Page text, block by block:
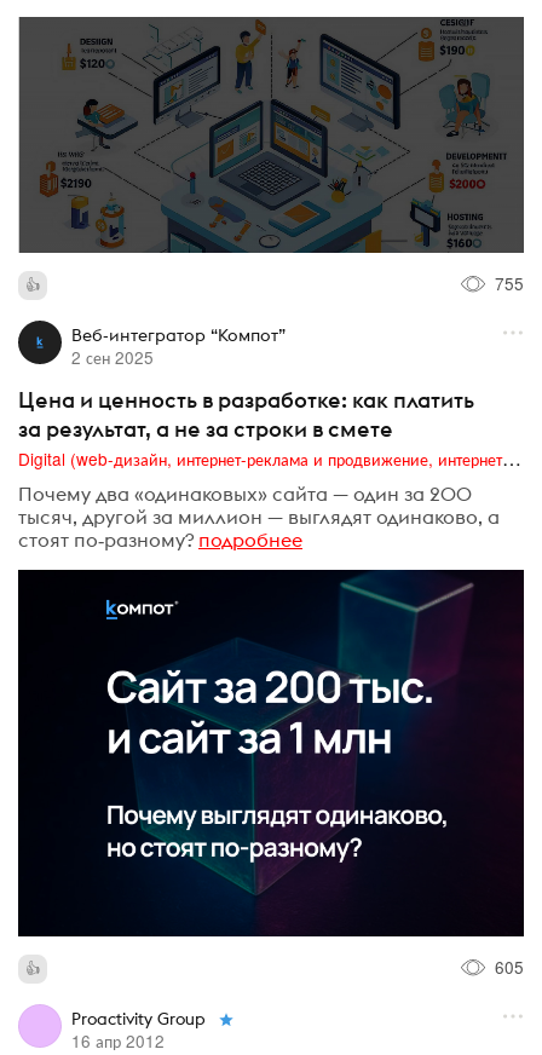
755
Веб-интегратор “Компот”
2 сен 2025
Цена и ценность в разработке: как платить
за результат, а не за строки в смете
Digital (web-дизайн, интернет-реклама и продвижение, интернет-сообщества и блоги, интернет-коммуникации, мобильный маркетинг, реклама на цифровых экранах)
Почему два «одинаковых» сайта — один за 200
тысяч, другой за миллион — выглядят одинаково, а
стоят по‑разному? подробнее
605
Proactivity Group
16 апр 2012